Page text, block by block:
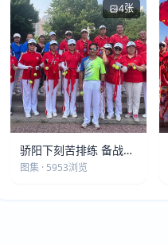
4张
骄阳下刻苦排练 备战第
五届莫斯科世界大健康
图集 · 5953浏览